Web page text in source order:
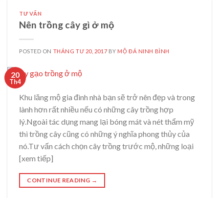
TƯ VẤN
Nên trồng cây gì ở mộ
POSTED ON THÁNG TƯ 20, 2017 BY MỘ ĐÁ NINH BÌNH
20
Th4
Khu lăng mộ gia đình nhà bạn sẽ trở nên đẹp và trong
lành hơn rất nhiều nếu có những cây trồng hợp
lý.Ngoài tác dụng mang lại bóng mát và nét thẩm mỹ
thì trồng cây cũng có những ý nghĩa phong thủy của
nó.Tư vấn cách chọn cây trồng trước mộ, những loại
[xem tiếp]
CONTINUE READING →